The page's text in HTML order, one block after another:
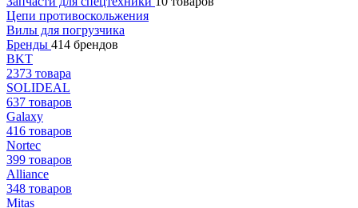
Цепи противоскольжения
Вилы для погрузчика
Бренды 414 брендов
BKT
2373 товара
SOLIDEAL
637 товаров
Galaxy
416 товаров
Nortec
399 товаров
Alliance
348 товаров
Mitas